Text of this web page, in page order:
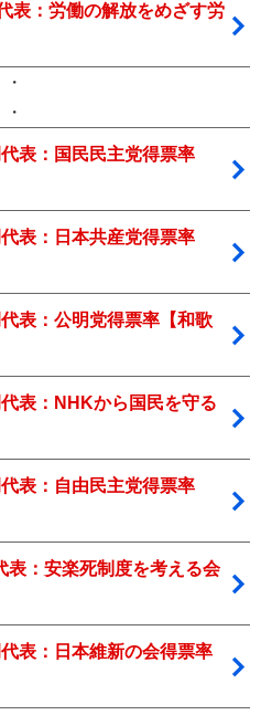
表：労働の解放をめざす労
・
・
表：国民民主党得票率
表：日本共産党得票率
表：公明党得票率【和歌
表：NHKから国民を守る
表：自由民主党得票率
表：安楽死制度を考える会
表：日本維新の会得票率